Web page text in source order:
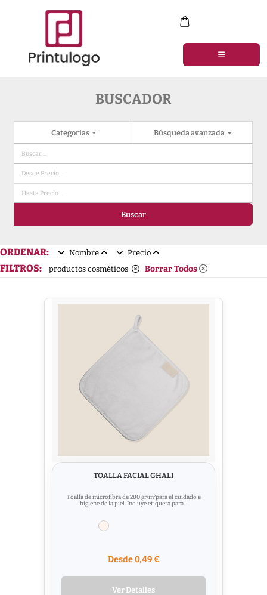
BUSCADOR
Categorias Búsqueda avanzada
Buscar
ORDENAR: Nombre Precio
FILTROS: productos cosméticos Borrar Todos
TOALLA FACIAL GHALI
Toalla de microfibra de 280 gr/m²para el cuidado e
higiene de la piel. Incluye etiqueta para...
Desde 0,49 €
Ver Detalles